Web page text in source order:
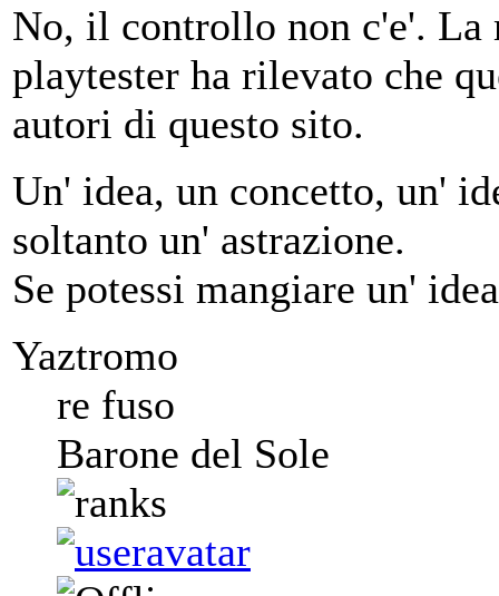
No, il controllo non c'e'. La
playtester ha rilevato che
autori di questo sito.
Un' idea, un concetto, un'
soltanto un' astrazione.
Se potessi mangiare un'
Yaztromo
re fuso
Barone del Sole